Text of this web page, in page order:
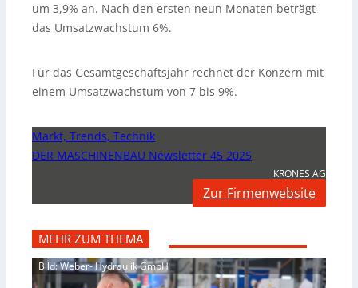
um 3,9% an. Nach den ersten neun Monaten beträgt
das Umsatzwachstum 6%.
Für das Gesamtgeschäftsjahr rechnet der Konzern mit
einem Umsatzwachstum von 7 bis 9%.
Markt, Trends, Technik
DER MASCHINENBAU Newsletter 45 2025
KRONES AG
Zur Firmenwebsite
MEHR ZUM THEMA
Bild: Weber- Hydraulik GmbH